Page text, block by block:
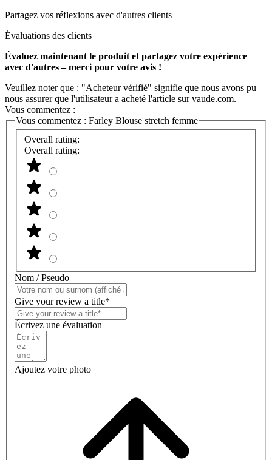
Partagez vos réflexions avec d'autres clients
Évaluations des clients
Évaluez maintenant le produit et partagez votre expérience
avec d'autres – merci pour votre avis !
Veuillez noter que : "Acheteur vérifié" signifie que nous avons pu
nous assurer que l'utilisateur a acheté l'article sur vaude.com.
Vous commentez :
Vous commentez : Farley Blouse stretch femme
Overall rating:
Overall rating:
Nom / Pseudo
Give your review a title*
Écrivez une évaluation
Ajoutez votre photo